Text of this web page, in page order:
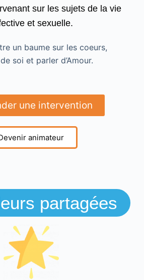
sur les sujets de la vie
et sexuelle.
un baume sur les coeurs,
soi et parler d’Amour.
une intervention
animateur
partagées